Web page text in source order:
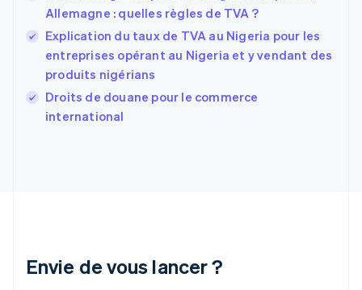
Allemagne : quelles règles de TVA ?
Explication du taux de TVA au Nigeria pour les
entreprises opérant au Nigeria et y vendant des
produits nigérians
Droits de douane pour le commerce
international
Envie de vous lancer ?
États-Unis
EnglishEspañol简体中文
Finlande
EnglishSvenska
FrançaisEnglish
Gibraltar
English
Italie